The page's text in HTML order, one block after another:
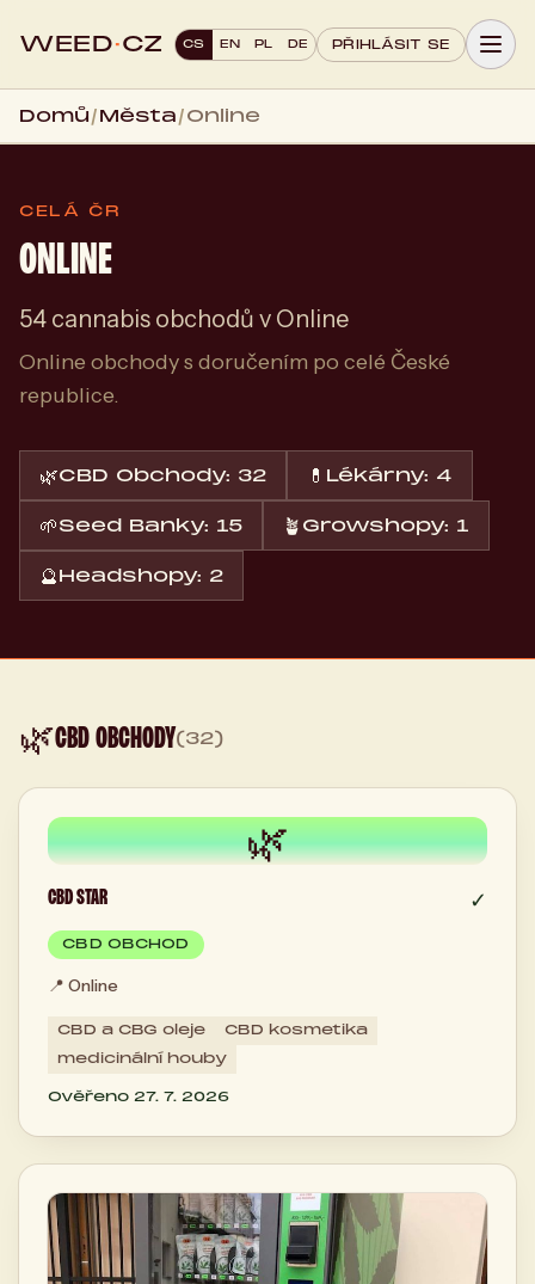
WEED·CZ CS EN PL DE PŘIHLÁSIT SE
Domů/Města/Online
CELÁ ČR
ONLINE
54 cannabis obchodů v Online
Online obchody s doručením po celé České
republice.
🌿CBD Obchody: 32 💊 Lékárny: 4
🌱Seed Banky: 15 🪴 Growshopy: 1
🔮Headshopy: 2
🌿CBD OBCHODY(32)
🌿
CBD STAR ✓
CBD OBCHOD
📍 Online
CBD a CBG oleje
CBD kosmetika
medicinální houby
Ověřeno 27. 7. 2026